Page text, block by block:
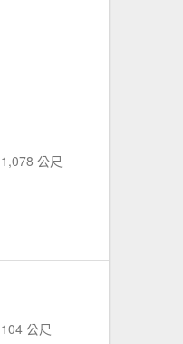
1,078 公尺
104 公尺